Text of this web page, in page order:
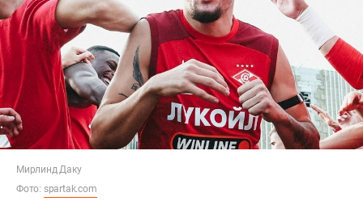
Мирлинд Даку
Фото: spartak.com